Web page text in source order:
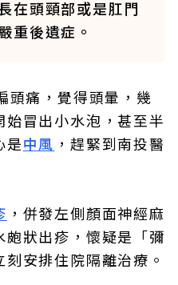
在頭頸部或是肛門
重後遺症。
頭痛，覺得頭暈，幾
冒出小水泡，甚至半
是中風 ，趕緊到南投醫
，併發左側顏面神經麻
狀出疹，懷疑是「彌
安排住院隔離治療。